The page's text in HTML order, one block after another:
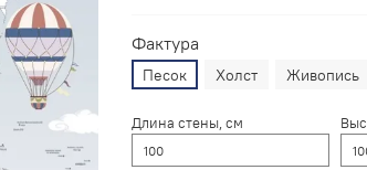
Фактура
Песок Холст Живопись
Длина стены, см